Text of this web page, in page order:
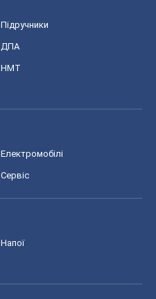
Підручники
ДПА
НМТ
Електромобілі
Сервіс
Напої